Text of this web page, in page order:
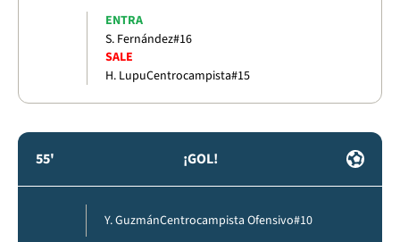
ENTRA
S. Fernández#16
SALE
H. LupuCentrocampista#15
55' ¡GOL!
Y. GuzmánCentrocampista Ofensivo#10